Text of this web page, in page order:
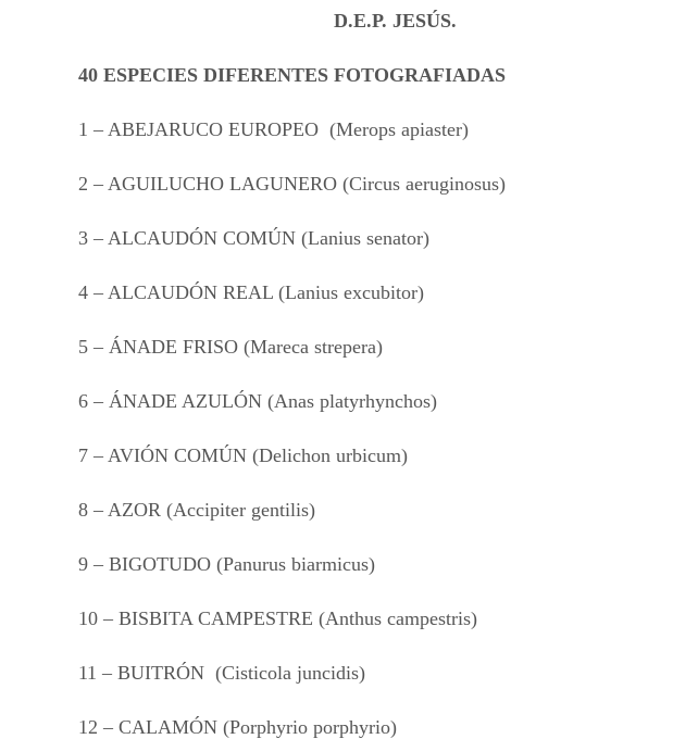
D.E.P. JESÚS.
40 ESPECIES DIFERENTES FOTOGRAFIADAS
1 – ABEJARUCO EUROPEO (Merops apiaster)
2 – AGUILUCHO LAGUNERO (Circus aeruginosus)
3 – ALCAUDÓN COMÚN (Lanius senator)
4 – ALCAUDÓN REAL (Lanius excubitor)
5 – ÁNADE FRISO (Mareca strepera)
6 – ÁNADE AZULÓN (Anas platyrhynchos)
7 – AVIÓN COMÚN (Delichon urbicum)
8 – AZOR (Accipiter gentilis)
9 – BIGOTUDO (Panurus biarmicus)
10 – BISBITA CAMPESTRE (Anthus campestris)
11 – BUITRÓN (Cisticola juncidis)
12 – CALAMÓN (Porphyrio porphyrio)